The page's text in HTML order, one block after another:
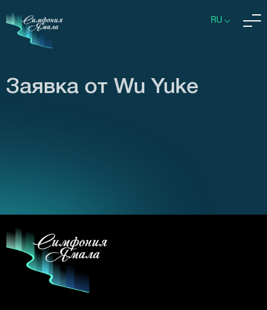
RU
Заявка от Wu Yuke